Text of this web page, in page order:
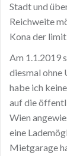
Stadt und
Reichweite
Kona der
Am 1.1.2019
diesmal ohne
habe ich
auf die
Wien
eine
Mietgarage